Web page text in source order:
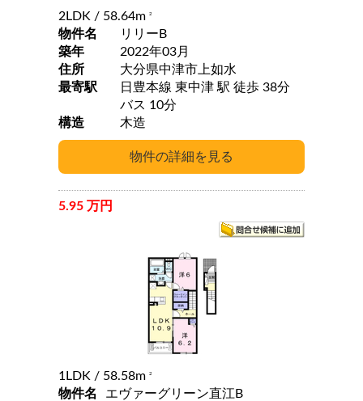
2LDK / 58.64m 2
物件名
リリーB
築年
2022年03月
住所
大分県中津市上如水
最寄駅
日豊本線 東中津 駅 徒歩 38分
バス 10分
構造
木造
5.95 万円
1LDK / 58.58m 2
物件名
エヴァーグリーン直江B